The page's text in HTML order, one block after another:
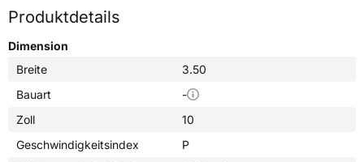
Produktdetails
Dimension
Breite
3.50
Bauart
-
Zoll
10
Geschwindigkeitsindex
P